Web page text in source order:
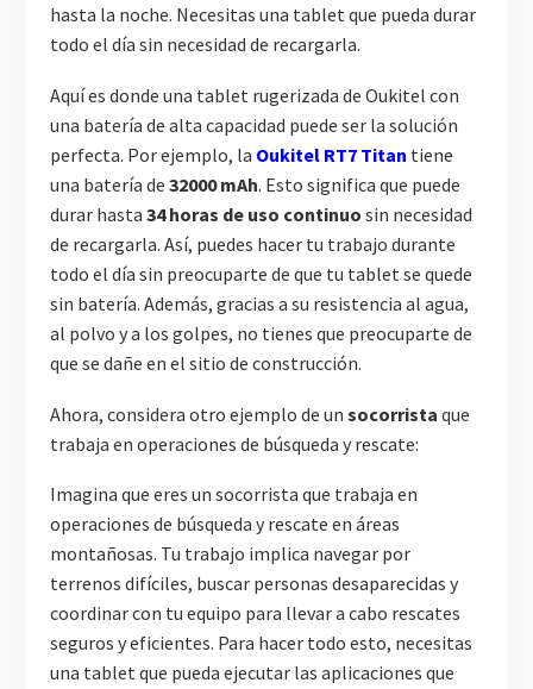
hasta la noche. Necesitas una tablet que pueda durar
todo el día sin necesidad de recargarla.
Aquí es donde una tablet rugerizada de Oukitel con
una batería de alta capacidad puede ser la solución
perfecta. Por ejemplo, la Oukitel RT7 Titan tiene
una batería de 32000 mAh. Esto significa que puede
durar hasta 34 horas de uso continuo sin necesidad
de recargarla. Así, puedes hacer tu trabajo durante
todo el día sin preocuparte de que tu tablet se quede
sin batería. Además, gracias a su resistencia al agua,
al polvo y a los golpes, no tienes que preocuparte de
que se dañe en el sitio de construcción.
Ahora, considera otro ejemplo de un socorrista que
trabaja en operaciones de búsqueda y rescate:
Imagina que eres un socorrista que trabaja en
operaciones de búsqueda y rescate en áreas
montañosas. Tu trabajo implica navegar por
terrenos difíciles, buscar personas desaparecidas y
coordinar con tu equipo para llevar a cabo rescates
seguros y eficientes. Para hacer todo esto, necesitas
una tablet que pueda ejecutar las aplicaciones que